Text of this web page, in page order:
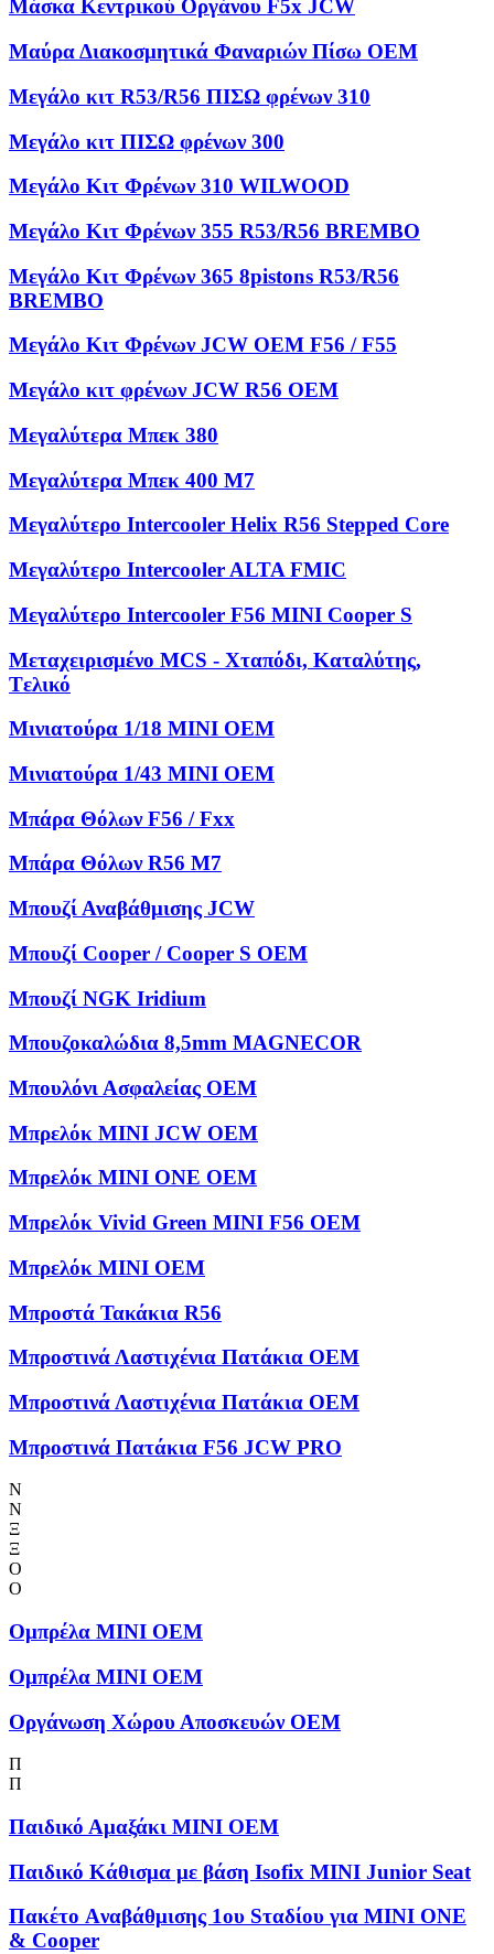
Μάσκα Κεντρικού Οργάνου F5x JCW
Μαύρα Διακοσμητικά Φαναριών Πίσω OEM
Μεγάλο κιτ R53/R56 ΠΙΣΩ φρένων 310
Μεγάλο κιτ ΠΙΣΩ φρένων 300
Μεγάλο Κιτ Φρένων 310 WILWOOD
Μεγάλο Κιτ Φρένων 355 R53/R56 BREMBO
Μεγάλο Κιτ Φρένων 365 8pistons R53/R56
BREMBO
Μεγάλο Κιτ Φρένων JCW OEM F56 / F55
Μεγάλο κιτ φρένων JCW R56 OEM
Μεγαλύτερα Μπεκ 380
Μεγαλύτερα Μπεκ 400 M7
Μεγαλύτερο Intercooler Helix R56 Stepped Core
Μεγαλύτερο Intercooler ALTA FMIC
Μεγαλύτερο Intercooler F56 MINI Cooper S
Μεταχειρισμένο MCS - Χταπόδι, Kαταλύτης,
Tελικό
Μινιατούρα 1/18 MINI OEM
Μινιατούρα 1/43 MINI OEM
Μπάρα Θόλων F56 / Fxx
Μπάρα Θόλων R56 M7
Μπουζί Αναβάθμισης JCW
Μπουζί Cooper / Cooper S OEM
Μπουζί NGK Iridium
Μπουζοκαλώδια 8,5mm MAGNECOR
Μπουλόνι Ασφαλείας OEM
Μπρελόκ MINI JCW OEM
Μπρελόκ MINI ONE OEM
Μπρελόκ Vivid Green MINI F56 OEM
Μπρελόκ ΜΙΝΙ OEM
Μπροστά Τακάκια R56
Μπροστινά Λαστιχένια Πατάκια OEM
Μπροστινά Λαστιχένια Πατάκια OEM
Μπροστινά Πατάκια F56 JCW PRO
Ν
Ν
Ξ
Ξ
Ο
Ο
Ομπρέλα MINI OEM
Ομπρέλα MINI OEM
Οργάνωση Χώρου Αποσκευών OEM
Π
Π
Παιδικό Αμαξάκι MINI OEM
Παιδικό Κάθισμα με βάση Isofix MINI Junior Seat
Πακέτο Aναβάθμισης 1ου Sταδίου για MINI ONE
& Cooper